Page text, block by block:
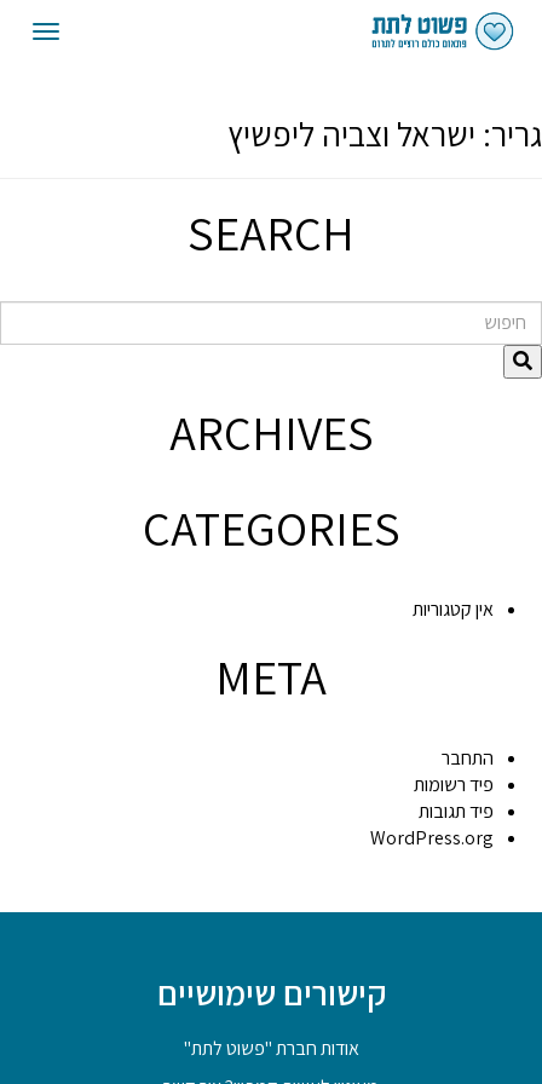
גריר: ישראל וצביה ליפשיץ
SEARCH
חיפוש
ARCHIVES
CATEGORIES
אין קטגוריות
META
התחבר
פיד רשומות
פיד תגובות
WordPress.org
קישורים שימושיים
אודות חברת "פשוט לתת"